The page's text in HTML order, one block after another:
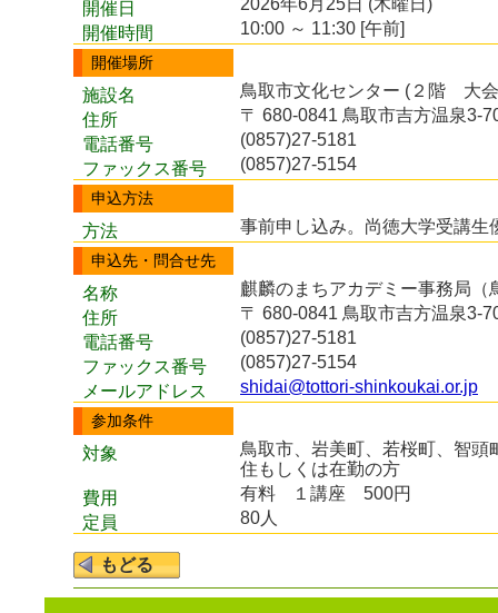
開催日
2026年6月25日 (木曜日)
開催時間
10:00 ～ 11:30 [午前]
開催場所
施設名
鳥取市文化センター (２階 大
住所
〒 680-0841 鳥取市吉方温泉3-
電話番号
(0857)27-5181
ファックス番号
(0857)27-5154
申込方法
方法 事前申し込み。尚徳大学受講生
申込先・問合せ先
名称
麒麟のまちアカデミー事務局（
住所
〒 680-0841 鳥取市吉方温泉3-
電話番号
(0857)27-5181
ファックス番号
(0857)27-5154
メールアドレス
shidai@tottori-shinkoukai.or.jp
参加条件
対象
鳥取市、岩美町、若桜町、智
住もしくは在勤の方
費用
有料
１講座 500円
定員
80人